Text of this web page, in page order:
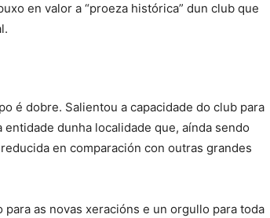
en valor a “proeza histórica” dun club que
é dobre. Salientou a capacidade do club para
dunha localidade que, aínda sendo
en comparación con outras grandes
as novas xeracións e un orgullo para toda